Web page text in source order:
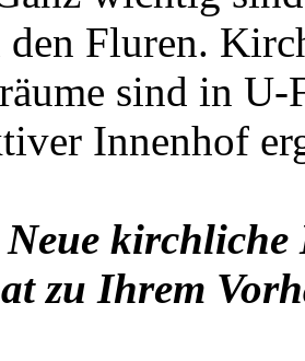
Fluren.
sind in U-
Innenhof
zu Ihrem